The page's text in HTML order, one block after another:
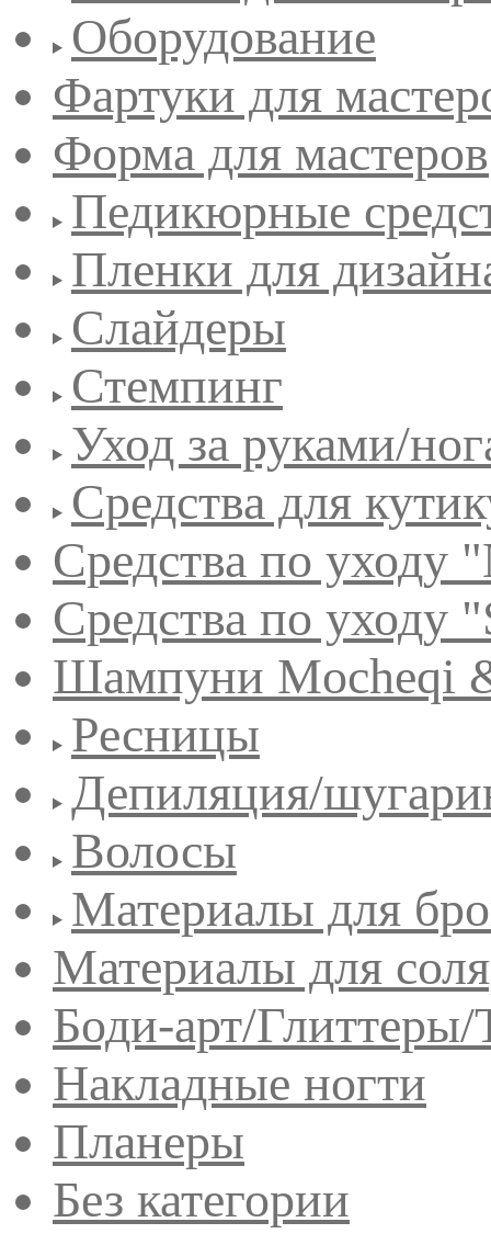
Оборудование
Фартуки для
Форма для мастеров
Педикюрные
Пленки для
Слайдеры
Стемпинг
Уход за руками/
Средства для
Средства по уходу
Средства по уходу
Шампуни Mocheqi
Ресницы
Депиляция/
Волосы
Материалы для
Материалы для
Боди-арт/
Накладные ногти
Планеры
Без категории